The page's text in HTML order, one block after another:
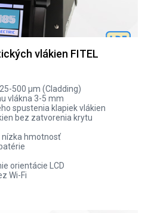
vlákien FITEL
500 µm (Cladding)
vlákna 3-5 mm
spustenia klapiek vlákien
bez zatvorenia krytu
nízka hmotnosť
orientácie LCD
Wi-Fi